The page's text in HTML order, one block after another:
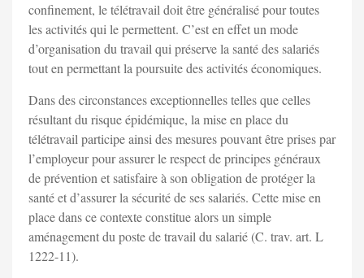
confinement, le télétravail doit être généralisé pour toutes
les activités qui le permettent. C’est en effet un mode
d’organisation du travail qui préserve la santé des salariés
tout en permettant la poursuite des activités économiques.
Dans des circonstances exceptionnelles telles que celles
résultant du risque épidémique, la mise en place du
télétravail participe ainsi des mesures pouvant être prises par
l’employeur pour assurer le respect de principes généraux
de prévention et satisfaire à son obligation de protéger la
santé et d’assurer la sécurité de ses salariés. Cette mise en
place dans ce contexte constitue alors un simple
aménagement du poste de travail du salarié (C. trav. art. L
1222-11).